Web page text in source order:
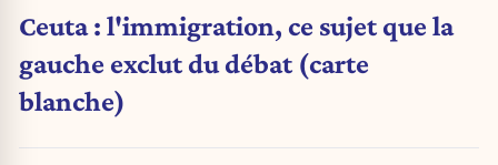
Ceuta : l'immigration, ce sujet que la
gauche exclut du débat (carte
blanche)